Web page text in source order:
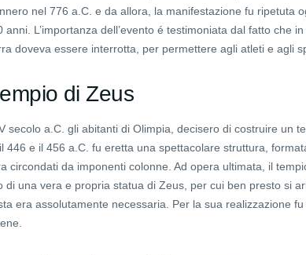
nel 776 a.C. e da allora, la manifestazione fu ripetuta
anni. L’importanza dell’evento é testimoniata dal fatto che
doveva essere interrotta, per permettere agli atleti e agli
di Zeus
secolo a.C. gli abitanti di Olimpia, decisero di costruire un
446 e il 456 a.C. fu eretta una spettacolare struttura,
circondati da imponenti colonne. Ad opera ultimata, il
di una vera e propria statua di Zeus, per cui ben presto si
era assolutamente necessaria. Per la sua realizzazione